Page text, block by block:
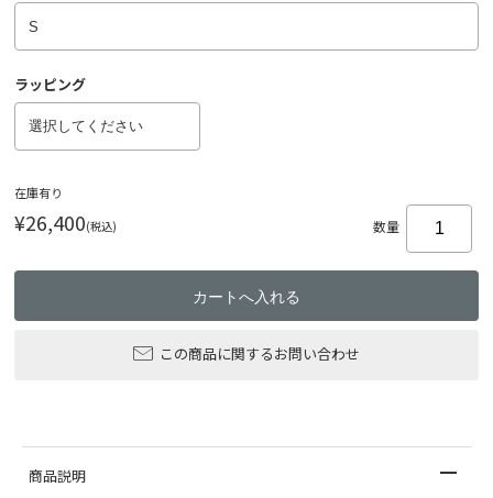
ラッピング
在庫有り
¥26,400(税込) 数量
この商品に関するお問い合わせ
商品説明